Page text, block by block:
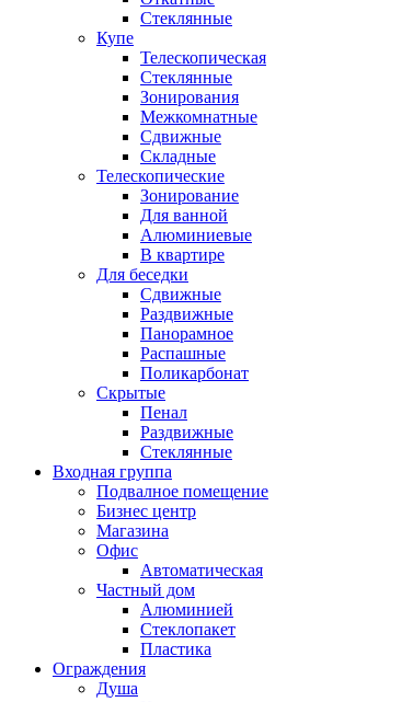
Стеклянные
Купе
Телескопическая
Стеклянные
Зонирования
Межкомнатные
Сдвижные
Складные
Телескопические
Зонирование
Для ванной
Алюминиевые
В квартире
Для беседки
Сдвижные
Раздвижные
Панорамное
Распашные
Поликарбонат
Скрытые
Пенал
Раздвижные
Стеклянные
Входная группа
Подвалное помещение
Бизнес центр
Магазина
Офис
Автоматическая
Частный дом
Алюминией
Стеклопакет
Пластика
Ограждения
Душа